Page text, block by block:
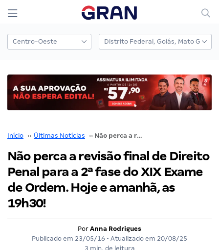
Início ›› Últimas Notícias ›› Não perca a revisão final de Direito Penal para a 2ª fase do XIX Exame de Ordem. Hoje e amanhã, as 19h30!
Não perca a revisão final de Direito
Penal para a 2ª fase do XIX Exame
de Ordem. Hoje e amanhã, as
19h30!
Por Anna Rodrigues
Publicado em 23/05/16 • Atualizado em 20/08/25
3 min. de leitura